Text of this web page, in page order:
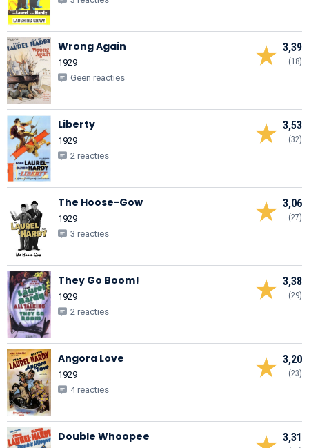
3,39
(18)
Wrong Again
1929
Geen reacties
3,53
(32)
Liberty
1929
2 reacties
3,06
(27)
The Hoose-Gow
1929
3 reacties
3,38
(29)
They Go Boom!
1929
2 reacties
3,20
(23)
Angora Love
1929
4 reacties
3,31
Double Whoopee